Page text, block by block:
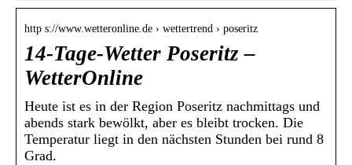
http s://www.wetteronline.de › wettertrend › poseritz
14-Tage-Wetter Poseritz –
WetterOnline
Heute ist es in der Region Poseritz nachmittags und
abends stark bewölkt, aber es bleibt trocken. Die
Temperatur liegt in den nächsten Stunden bei rund 8
Grad.